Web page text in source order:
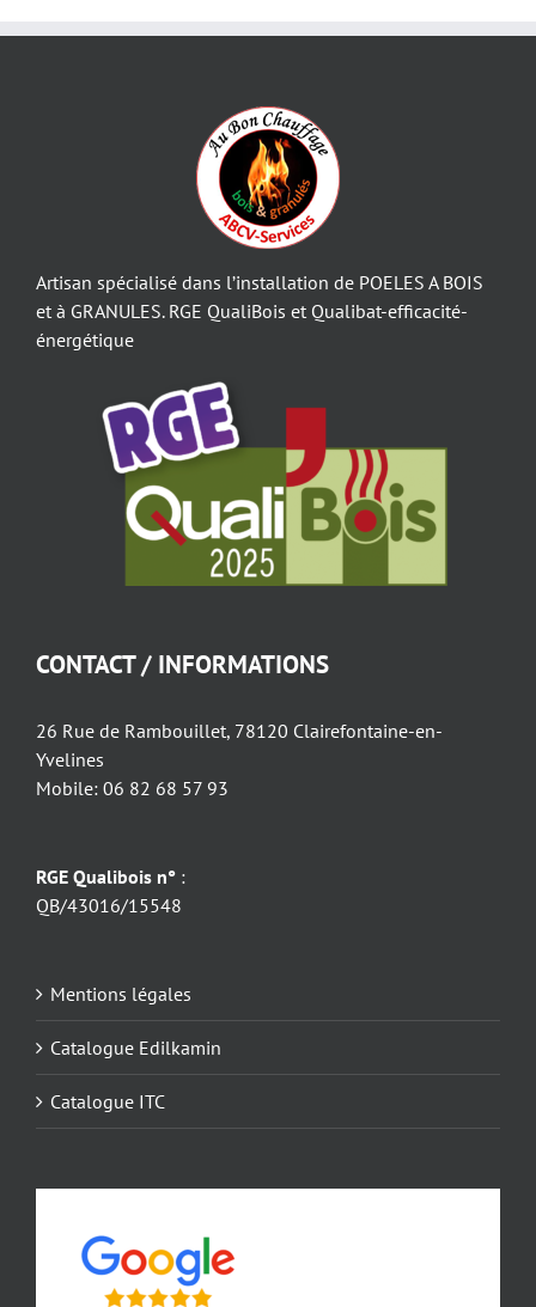
Artisan spécialisé dans l’installation de POELES A BOIS
et à GRANULES. RGE QualiBois et Qualibat-efficacité-
énergétique
CONTACT / INFORMATIONS
26 Rue de Rambouillet, 78120 Clairefontaine-en-
Yvelines
Mobile: 06 82 68 57 93
RGE Qualibois n° :
QB/43016/15548
Mentions légales
Catalogue Edilkamin
Catalogue ITC